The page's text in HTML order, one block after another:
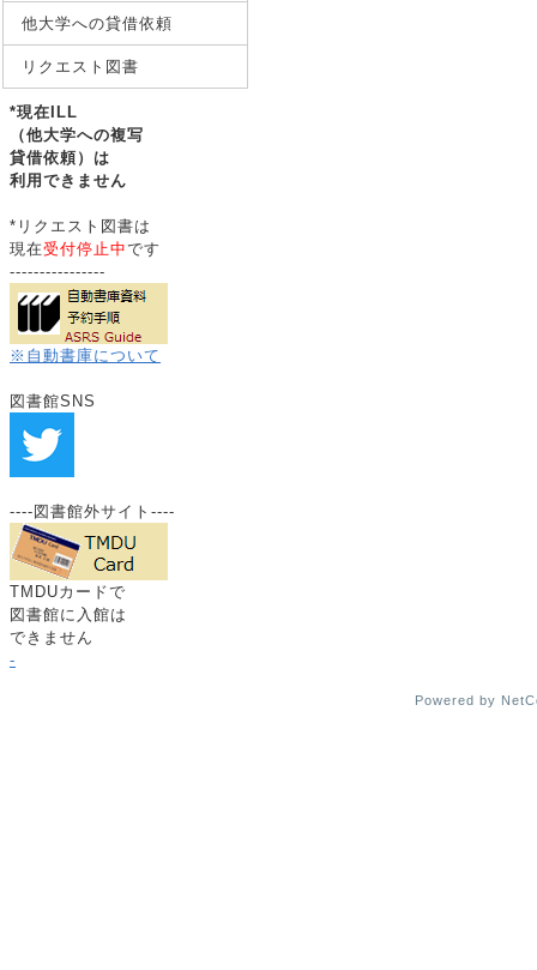
他大学への貸借依頼
リクエスト図書
*現在ILL
（他大学への複写
貸借依頼）は
利用できません
*リクエスト図書は
現在受付停止中です
----------------
※自動書庫について
図書館SNS
----図書館外サイト----
TMDUカードで
図書館に入館は
できません
-
Powered by